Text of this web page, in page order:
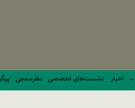
اخبار نشست‌های تخصصی نظرسنجی